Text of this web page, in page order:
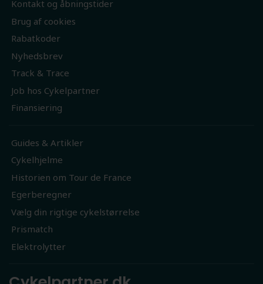
Kontakt og åbningstider
Brug af cookies
Rabatkoder
Nyhedsbrev
Track & Trace
Job hos Cykelpartner
Finansiering
Guides & Artikler
Cykelhjelme
Historien om Tour de France
Egerberegner
Vælg din rigtige cykelstørrelse
Prismatch
Elektrolytter